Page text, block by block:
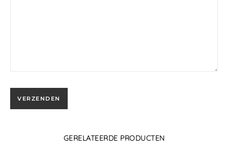
GERELATEERDE PRODUCTEN